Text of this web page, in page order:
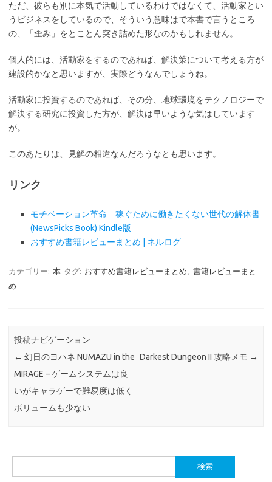
ただ、彼らも別に本気で活動しているわけではなくて、活動家とい
うビジネスをしているので、そういう意味はで本書で言うところ
の、「歪み」をとことん突き詰めた形なのかもしれません。
個人的には、活動家をするのであれば、解決策について考える方が
建設的かなと思いますが、実際どうなんでしょうね。
活動家に投資するのであれば、その分、地球環境をテクノロジーで
解決する研究に投資した方が、解決は早いような気はしています
が。
このあたりは、見解の相違なんだろうなとも思います。
リンク
モチベーション革命 稼ぐために働きたくない世代の解体書
(NewsPicks Book) Kindle版
おすすめ書籍レビューまとめ | ネルログ
カテゴリー: 本 タグ: おすすめ書籍レビューまとめ , 書籍レビューまと
め
投稿ナビゲーション
← 幻日のヨハネ NUMAZU in the
MIRAGE – ゲームシステムは良
いがキャラゲーで難易度は低く
ボリュームも少ない
Darkest Dungeon II 攻略メモ →
索: